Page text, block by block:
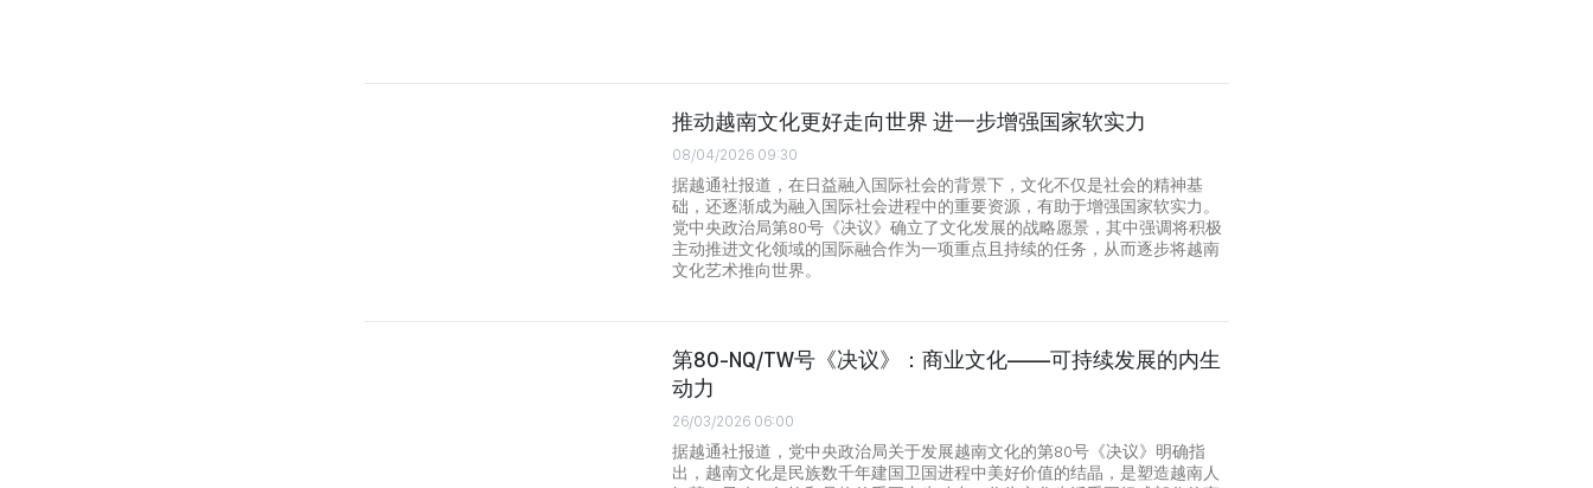
推动越南文化更好走向世界 进一步增强国家软实力
08/04/2026 09:30
据越通社报道，在日益融入国际社会的背景下，文化不仅是社会的精神基
础，还逐渐成为融入国际社会进程中的重要资源，有助于增强国家软实力。
党中央政治局第80号《决议》确立了文化发展的战略愿景，其中强调将积极
主动推进文化领域的国际融合作为一项重点且持续的任务，从而逐步将越南
文化艺术推向世界。
第80-NQ/TW号《决议》：商业文化——可持续发展的内生
动力
26/03/2026 06:00
据越通社报道，党中央政治局关于发展越南文化的第80号《决议》明确指
出，越南文化是民族数千年建国卫国进程中美好价值的结晶，是塑造越南人